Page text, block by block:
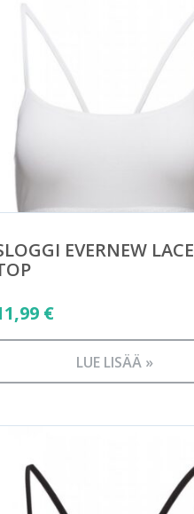
EVERNEW LACE
€
LUE LISÄÄ »